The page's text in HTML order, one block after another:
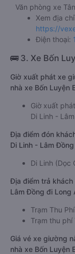
Văn phòng xe
Xem địa
https://
Điện thoại:
🚌 3. Xe Bốn
Giờ xuất phát xe
nhà xe Bốn Luyện
Giờ xuất
Di Linh -
Địa điểm đón
Di Linh - Lâm
Di Linh (Dọc
Địa điểm trả
Lâm Đồng đi Long
Trạm Thu
Trạm thu phí
Giá vé xe giường
nhà xe Bốn Luyện